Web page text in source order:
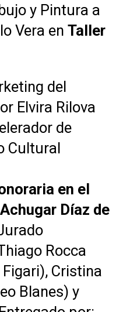
y Pintura a
Vera en Taller
del
Elvira Rilova
de
Cultural
en el
Díaz de
Rocca
Cristina
Blanes) y